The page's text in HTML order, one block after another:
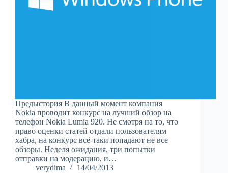
Предыстория В данный момент компания
Nokia проводит конкурс на лучший обзор на
телефон Nokia Lumia 920. Не смотря на то, что
право оценки статей отдали пользователям
хабра, на конкурс всё-таки попадают не все
обзоры. Неделя ожидания, три попытки
отправки на модерацию, и…
verydima
14/04/2013